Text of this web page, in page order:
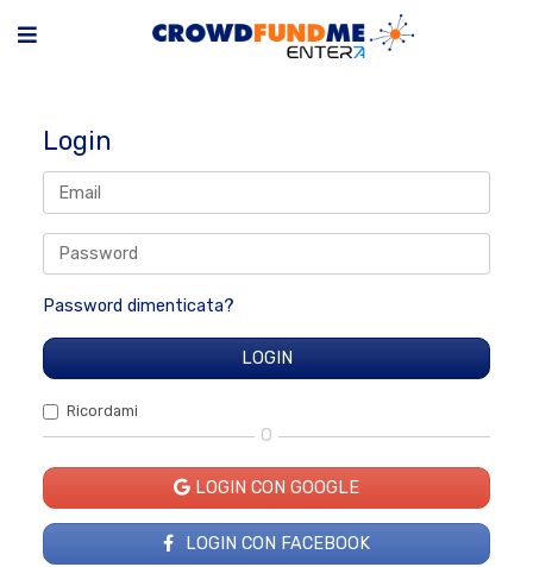
Login
Password dimenticata?
Ricordami
O
LOGIN CON GOOGLE
LOGIN CON FACEBOOK